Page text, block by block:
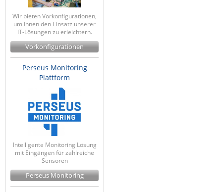
Wir bieten Vorkonfigurationen,
um Ihnen den Einsatz unserer
IT-Lösungen zu erleichtern.
Vorkonfigurationen
Perseus Monitoring
Plattform
Intelligente Monitoring Lösung
mit Eingängen für zahlreiche
Sensoren
Perseus Monitoring